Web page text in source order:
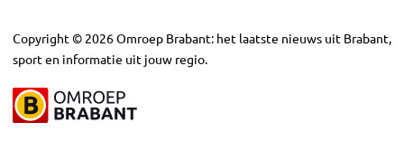
Copyright © 2026Omroep Brabant: het laatste nieuws uit Brabant,
sport en informatie uit jouw regio.